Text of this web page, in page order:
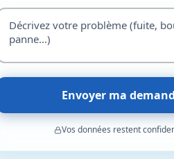
Envoyer ma
Vos données restent